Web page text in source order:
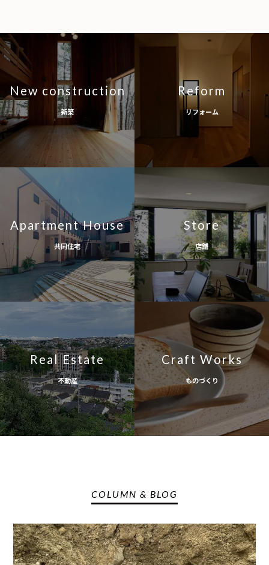
New construction
新築
Reform
リフォーム
Apartment House
共同住宅
Store
店舗
Real Estate
不動産
Craft Works
ものづくり
COLUMN & BLOG